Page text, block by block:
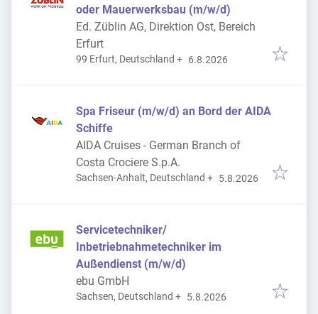
oder Mauerwerksbau (m/w/d)
Ed. Züblin AG, Direktion Ost, Bereich
Erfurt
99 Erfurt, Deutschland + Veröffentlicht
6.8.2026
Spa Friseur (m/w/d) an Bord der AIDA
Schiffe
AIDA Cruises - German Branch of
Costa Crociere S.p.A.
Sachsen-Anhalt, Deutschland + Veröffentlicht:
5.8.2026
Servicetechniker/
Inbetriebnahmetechniker im
Außendienst (m/w/d)
ebu GmbH
Sachsen, Deutschland + Veröffentlicht
5.8.2026